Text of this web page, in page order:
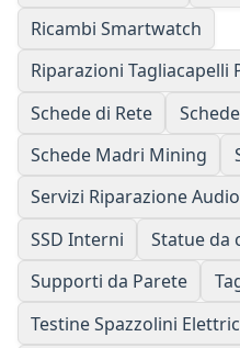
Ricambi Smartwatch
Riparazioni Tagliacapelli
Schede di Rete
Schede Madri Mining
Servizi Riparazione Audio
SSD Interni
Statue da
Supporti da Parete
Testine Spazzolini